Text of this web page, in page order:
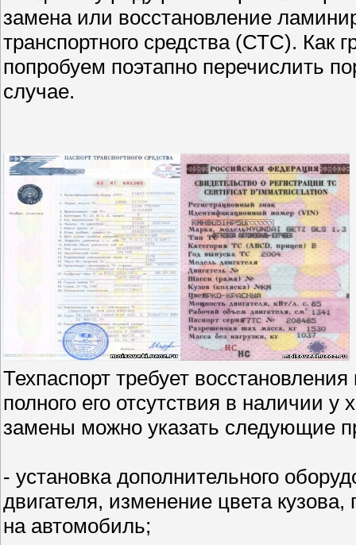
замена или восстановление
транспортного средства (СТС). Как
попробуем поэтапно перечислить
случае.
Техпаспорт требует
полного его отсутствия в наличии
замены можно указать следующие
- установка дополнительного
двигателя, изменение цвета кузова,
на автомобиль;